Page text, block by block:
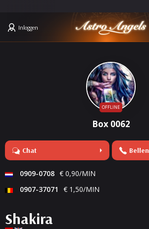
Inloggen
OFFLINE
Box 0062
Chat Bellen
0909-0708 € 0,90/MIN
0907-37071
€ 1,50/MIN
Shakira